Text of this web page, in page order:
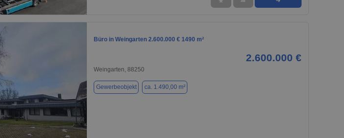
Büro in Weingarten 2.600.000 € 1490 m²
2.600.000 €
Weingarten, 88250
Gewerbeobjekt ca. 1.490,00 m²